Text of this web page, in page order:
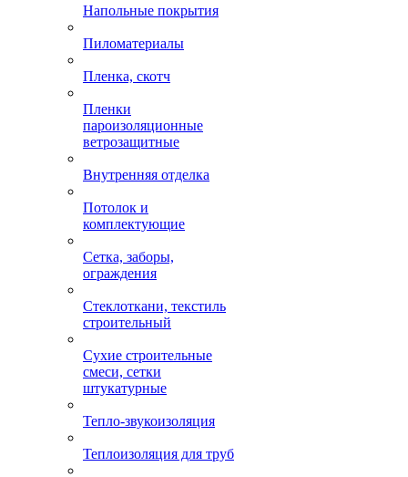
Напольные покрытия
Пиломатериалы
Пленка, скотч
Пленки
пароизоляционные
ветрозащитные
Внутренняя отделка
Потолок и
комплектующие
Сетка, заборы,
ограждения
Стеклоткани, текстиль
строительный
Сухие строительные
смеси, сетки
штукатурные
Тепло-звукоизоляция
Теплоизоляция для труб